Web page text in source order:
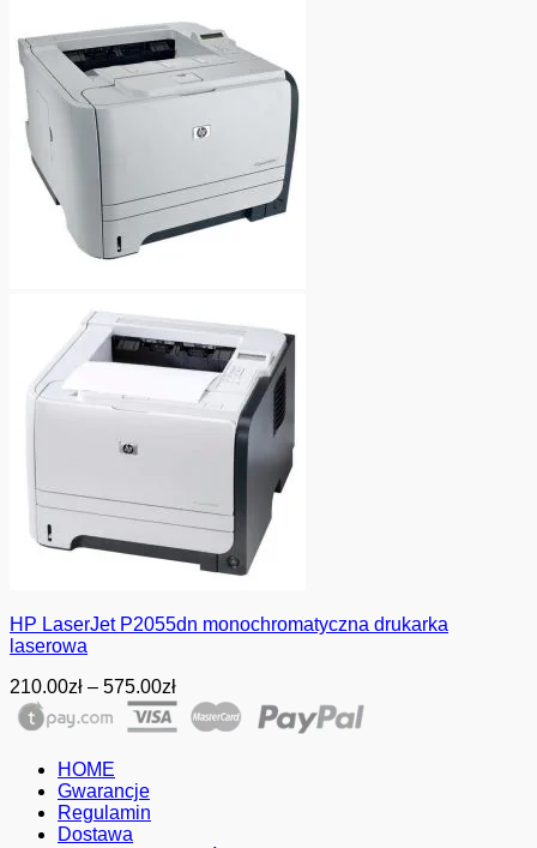
HP LaserJet P2055dn monochromatyczna drukarka
laserowa
210.00zł – 575.00złZakres
cen:
od
HOME
Gwarancje
Regulamin
Dostawa